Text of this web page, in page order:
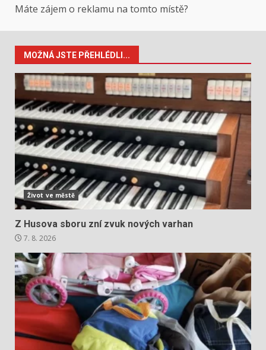
Máte zájem o reklamu na tomto místě?
MOŽNÁ JSTE PŘEHLÉDLI...
Život ve městě
Z Husova sboru zní zvuk nových varhan
7. 8. 2026